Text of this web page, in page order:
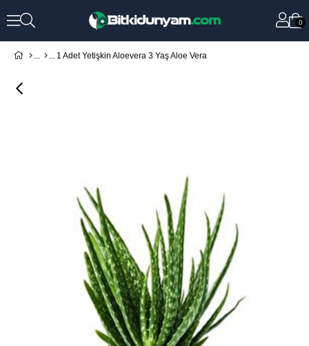
0
1 Adet Yetişkin Aloevera 3 Yaş Aloe Vera